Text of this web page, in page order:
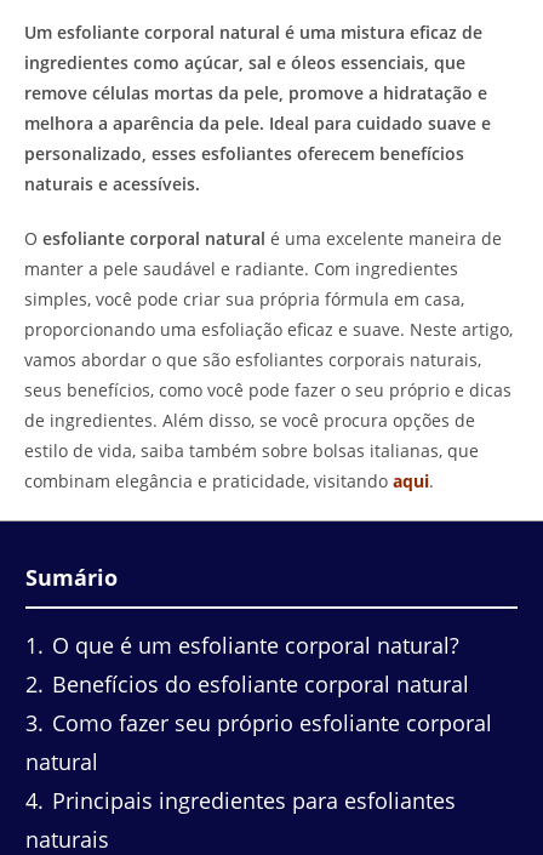
post:
Um esfoliante corporal natural é uma mistura eficaz de
ingredientes como açúcar, sal e óleos essenciais, que
remove células mortas da pele, promove a hidratação e
melhora a aparência da pele. Ideal para cuidado suave e
personalizado, esses esfoliantes oferecem benefícios
naturais e acessíveis.
O esfoliante corporal natural é uma excelente maneira de
manter a pele saudável e radiante. Com ingredientes
simples, você pode criar sua própria fórmula em casa,
proporcionando uma esfoliação eficaz e suave. Neste artigo,
vamos abordar o que são esfoliantes corporais naturais,
seus benefícios, como você pode fazer o seu próprio e dicas
de ingredientes. Além disso, se você procura opções de
estilo de vida, saiba também sobre bolsas italianas, que
combinam elegância e praticidade, visitando aqui.
Sumário
1
O que é um esfoliante corporal natural?
2 Benefícios do esfoliante corporal natural
3 Como fazer seu próprio esfoliante corporal
natural
4 Principais ingredientes para esfoliantes
naturais